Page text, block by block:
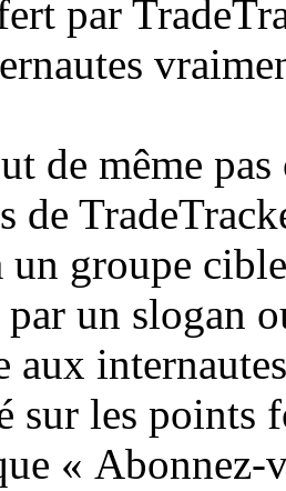
par
de même
de
un groupe
par un slogan
aux
sur les points
«